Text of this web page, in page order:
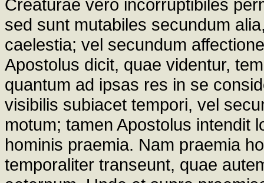
Creaturae vero incorruptibiles
sed sunt mutabiles secundum
caelestia; vel secundum
Apostolus dicit, quae videntur,
quantum ad ipsas res in se
visibilis subiacet tempori, vel
motum; tamen Apostolus intendit
hominis praemia. Nam praemia
temporaliter transeunt, quae